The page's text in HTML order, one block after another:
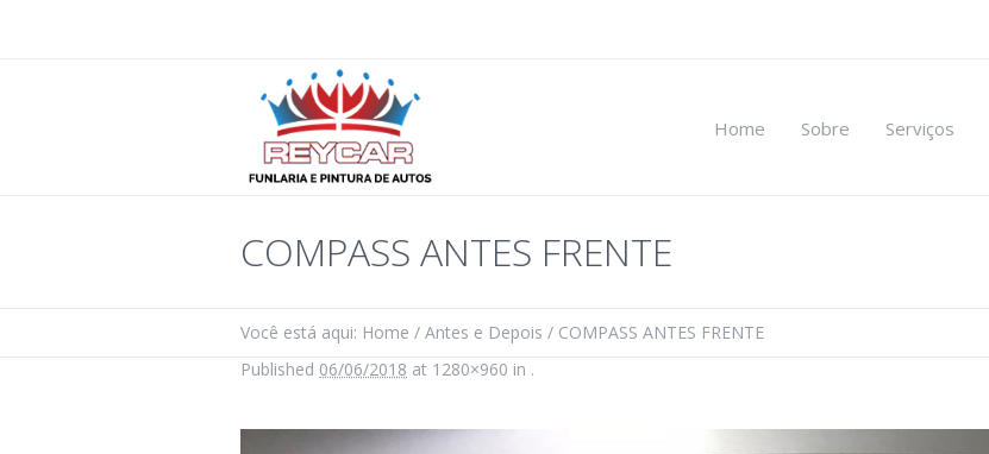
Home Sobre Serviços
COMPASS ANTES FRENTE
Você está aqui: Home / Antes e Depois / COMPASS ANTES FRENTE
Published 06/06/2018 at 1280×960 in .